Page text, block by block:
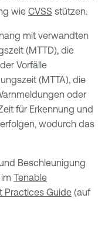
wie CVSS stützen.
mit verwandten
(MTTD), die
Vorfälle
(MTTA), die
oder
für Erkennung und
wodurch das
Beschleunigung
Tenable
Practices Guide (auf